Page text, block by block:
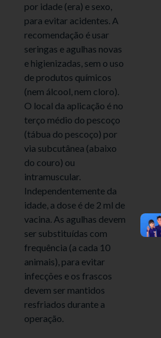
por idade (era) e sexo,
para evitar acidentes. A
recomendação é usar
seringas e agulhas novas
e higienizadas, sem o uso
de produtos químicos
(nem álcool, nem cloro).
O local da aplicação é no
terço médio do pescoço
(tábua do pescoço) por
via subcutânea (abaixo
do couro) ou
intramuscular.
Independentemente da
idade, a dose é de 2 ml de
vacina. As agulhas devem
ser substituídas com
frequência (a cada 10
animais), para evitar
infecções e os frascos
devem ser mantidos
resfriados durante a
operação.